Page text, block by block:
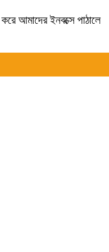
আমাদের ইনবক্সে পাঠালে